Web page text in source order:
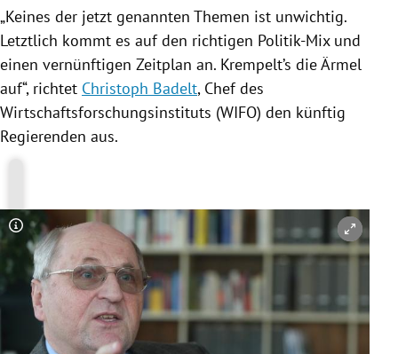
„Keines der jetzt genannten Themen ist unwichtig.
Letztlich kommt es auf den richtigen Politik-Mix und
einen vernünftigen Zeitplan an. Krempelt’s die Ärmel
auf“, richtet Christoph Badelt, Chef des
Wirtschaftsforschungsinstituts (WIFO) den künftig
Regierenden aus.
Copyright-Hinweis öffnen/schließen